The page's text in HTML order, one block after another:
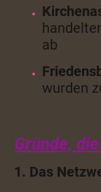
ab
wurden
Gründe,
1. Das